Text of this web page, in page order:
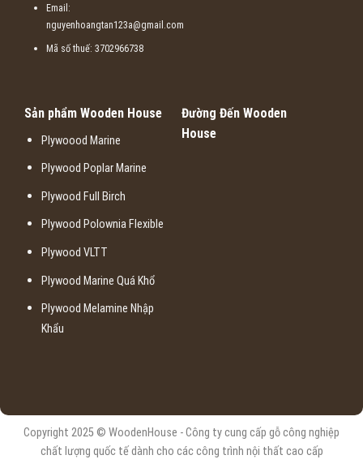
Email:
nguyenhoangtan123a@gmail.com
Mã số thuế: 3702966738
Sản phẩm Wooden House
Plywoood Marine
Plywood Poplar Marine
Plywood Full Birch
Plywood Polownia Flexible
Plywood VLTT
Plywood Marine Quá Khổ
Plywood Melamine Nhập
Khẩu
Đường Đến Wooden
House
Copyright 2025 © WoodenHouse - Công ty cung cấp gỗ công nghiệp
chất lượng quốc tế dành cho các công trình nội thất cao cấp